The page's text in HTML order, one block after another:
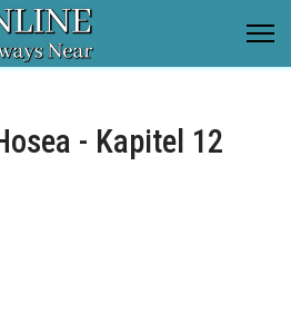
- Kapitel 12